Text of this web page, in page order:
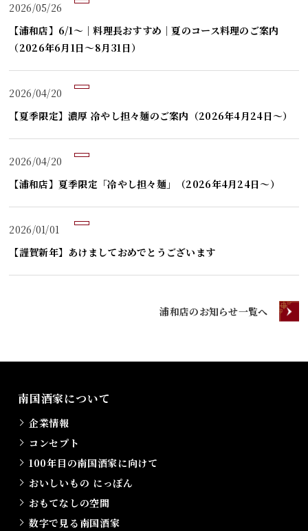
2026/05/26
【浦和店】6/1～｜料理長おすすめ｜夏のコース料理のご案内
（2026年6月1日～8月31日）
2026/04/20
【夏季限定】濃厚 冷やし担々麺のご案内（2026年4月24日～）
2026/04/20
【浦和店】夏季限定「冷やし担々麺」（2026年4月24日～）
2026/01/01
【謹賀新年】あけましておめでとうございます
浦和店のお知らせ一覧へ
南国酒家について
企業情報
コンセプト
100年目の南国酒家に向けて
おいしいもの にっぽん
おもてなしの空間
数字で見る南国酒家